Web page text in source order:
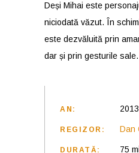
Deși Mihai este
niciodată văzut. În
este dezvăluită prin
dar și prin gesturile sale.
AN: 2013
REGIZOR: Dan
DURATĂ: 75